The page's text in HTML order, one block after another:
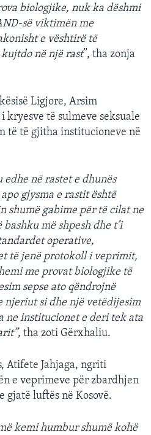
biologjike, nuk ka dëshmi
së viktimën me
e vështirë të
në një rast”, tha zonja
Ligjore, Arsim
kryesve të sulmeve seksuale
të të gjitha institucioneve në
edhe në rastet e dhunës
gjysma e rastit është
shumë gabime për të cilat ne
më shpesh dhe t’i
operative,
të jenë protokoll i veprimit,
me provat biologjike të
sepse ato qëndrojnë
njeriut si dhe një vetëdijesim
ne institucionet e deri tek ata
, tha zoti Gërxhaliu.
Atifete Jahjaga, ngriti
e veprimeve për zbardhjen
luftës në Kosovë.
kemi humbur shumë kohë